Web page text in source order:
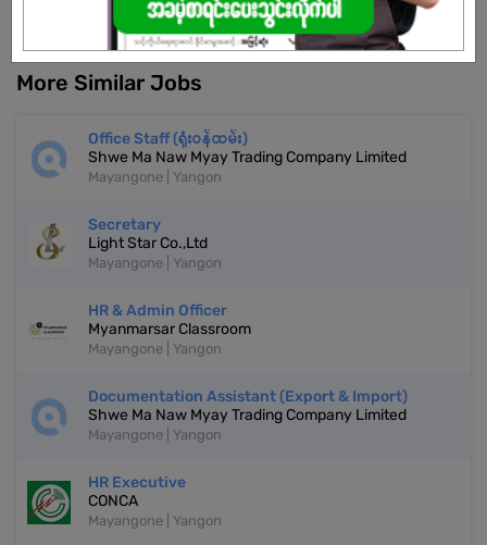
REGISTER NOW!
More Similar Jobs
Office Staff (ရုံးဝန်ထမ်း)
Shwe Ma Naw Myay Trading Company Limited
Mayangone | Yangon
Secretary
Light Star Co.,Ltd
Mayangone | Yangon
HR & Admin Officer
Myanmarsar Classroom
Mayangone | Yangon
Documentation Assistant (Export & Import)
Shwe Ma Naw Myay Trading Company Limited
Mayangone | Yangon
HR Executive
CONCA
Mayangone | Yangon